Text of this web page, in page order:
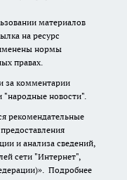
материалов
на ресурс
нормы
правах.
за комментарии
"народные новости".
рекомендательные
и анализа сведений,
сети "Интернет",
Подробнее